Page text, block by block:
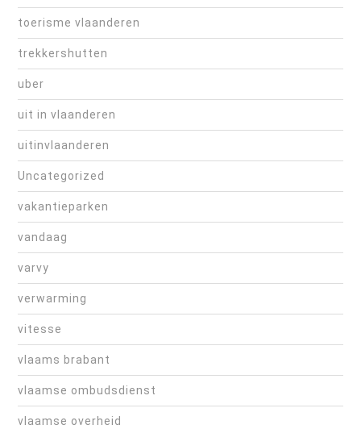
toerisme vlaanderen
trekkershutten
uber
uit in vlaanderen
uitinvlaanderen
Uncategorized
vakantieparken
vandaag
varvy
verwarming
vitesse
vlaams brabant
vlaamse ombudsdienst
vlaamse overheid